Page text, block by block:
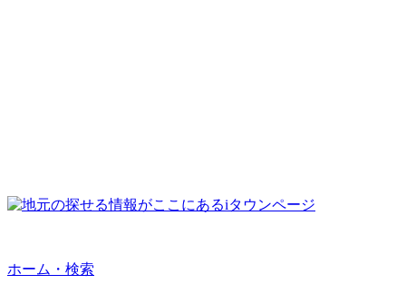
ホーム・検索